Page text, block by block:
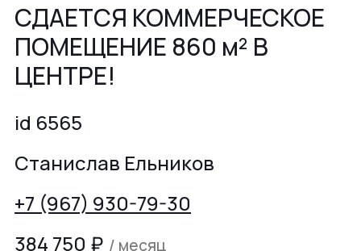
СДАЕТСЯ КОММЕРЧЕСКОЕ
ПОМЕЩЕНИЕ 860 м² В
ЦЕНТРЕ!
id 6565
Станислав Ельников
+7 (967) 930-79-30
384 750 ₽ / месяц